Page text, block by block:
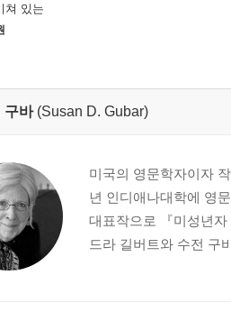
쳐 있는
구바 (Susan D. Gubar)
미국의 영문학자이자
년 인디애나대학에 영
대표작으로 『미성년
드라 길버트와 수전 구